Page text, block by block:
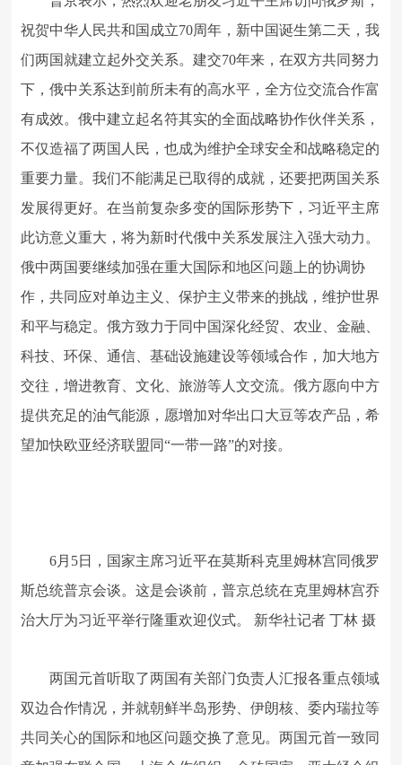
祝贺中华人民共和国成立70周年，新中国诞生第二天，我
们两国就建立起外交关系。建交70年来，在双方共同努力
下，俄中关系达到前所未有的高水平，全方位交流合作富
有成效。俄中建立起名符其实的全面战略协作伙伴关系，
不仅造福了两国人民，也成为维护全球安全和战略稳定的
重要力量。我们不能满足已取得的成就，还要把两国关系
发展得更好。在当前复杂多变的国际形势下，习近平主席
此访意义重大，将为新时代俄中关系发展注入强大动力。
俄中两国要继续加强在重大国际和地区问题上的协调协
作，共同应对单边主义、保护主义带来的挑战，维护世界
和平与稳定。俄方致力于同中国深化经贸、农业、金融、
科技、环保、通信、基础设施建设等领域合作，加大地方
交往，增进教育、文化、旅游等人文交流。俄方愿向中方
提供充足的油气能源，愿增加对华出口大豆等农产品，希
望加快欧亚经济联盟同“一带一路”的对接。
6月5日，国家主席习近平在莫斯科克里姆林宫同俄罗
斯总统普京会谈。这是会谈前，普京总统在克里姆林宫乔
治大厅为习近平举行隆重欢迎仪式。 新华社记者 丁林 摄
两国元首听取了两国有关部门负责人汇报各重点领域
双边合作情况，并就朝鲜半岛形势、伊朗核、委内瑞拉等
共同关心的国际和地区问题交换了意见。两国元首一致同